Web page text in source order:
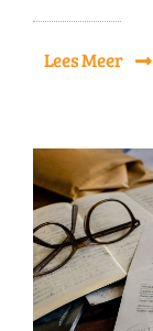
Lees Meer